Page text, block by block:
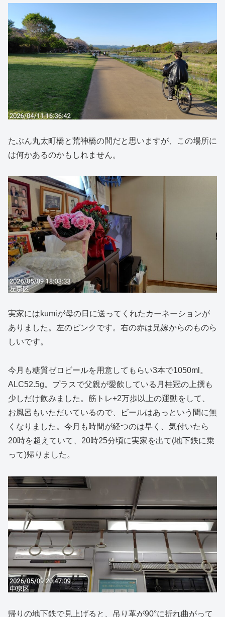
たぶん丸太町橋と荒神橋の間だと思いますが、この場所に
は何かあるのかもしれません。
実家にはkumiが母の日に送ってくれたカーネーションが
ありました。左のピンクです。右の赤は兄嫁からのものら
しいです。
今月も糖質ゼロビールを用意してもらい3本で1050ml。
ALC52.5g。プラスで父親が愛飲している月桂冠の上撰も
少しだけ飲みました。筋トレ+2万歩以上の運動をして、
お風呂もいただいているので、ビールはあっという間に無
くなりました。今月も時間が経つのは早く、気付いたら
20時を超えていて、20時25分頃に実家を出て(地下鉄に乗
って)帰りました。
帰りの地下鉄で見上げると、吊り革が90°に折れ曲がって